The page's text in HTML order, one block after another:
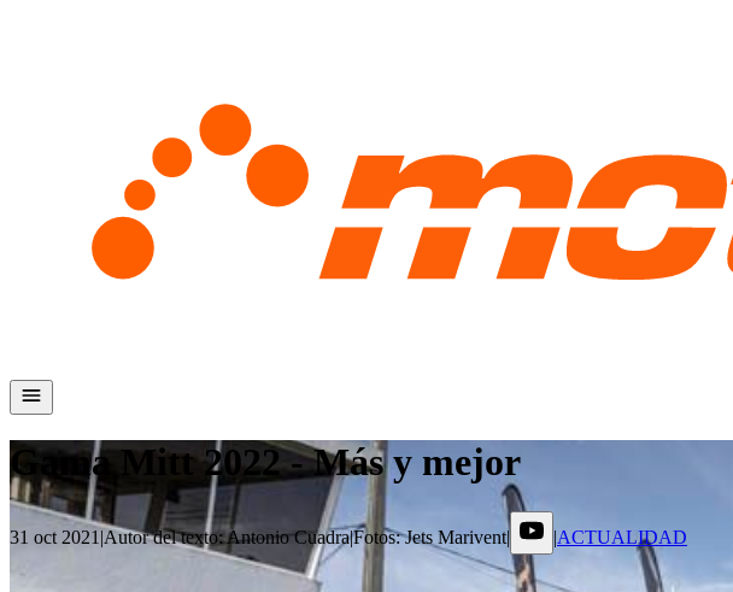
Gama Mitt 2022 - Más y mejor
31 oct 2021 |Autor del texto:Antonio Cuadra|Fotos: Jets Marivent| |ACTUALIDAD